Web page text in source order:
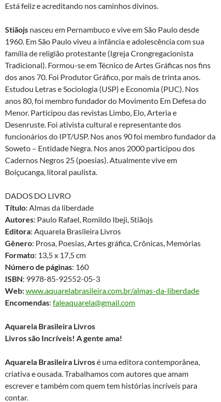
Está feliz e acreditando nos caminhos divinos.
Stiãojs nasceu em Pernambuco e vive em São Paulo desde
1960. Em São Paulo viveu a infância e adolescência com sua
família de religião protestante (Igreja Crongregacionista
Tradicional). Formou-se em Técnico de Artes Gráficas nos fins
dos anos 70. Foi Produtor Gráfico, por mais de trinta anos.
Estudou Letras e Sociologia (USP) e Economia (PUC). Nos
anos 80, foi membro fundador do Movimento Em Defesa do
Menor. Participou das revistas Limbo, Elo, Arteria e
Desenruste. Foi ativista cultural e representante dos
funcionários do IPT/USP. Nos anos 90 foi membro fundador da
Soweto – Entidade Negra. Nos anos 2000 participou dos
Cadernos Negros 25 (poesias). Atualmente vive em
Boiçucanga, litoral paulista.
DADOS DO LIVRO
Título: Almas da liberdade
Autores: Paulo Rafael, Romildo Ibeji, Stiãojs
Editora: Aquarela Brasileira Livros
Gênero: Prosa, Poesias, Artes gráfica, Crônicas, Memórias
Formato: 13,5 x 17,5 cm
Número de páginas: 160
ISBN: 9978-85-92552-05-3
Web:www.aquarelabrasileira.com.br/almas-da-liberdade
Encomendas: faleaquarela@gmail.com
Aquarela Brasileira Livros
Livros são Incríveis! A gente ama!
Aquarela Brasileira Livrosé uma editora contemporânea,
criativa e ousada. Trabalhamos com autores que amam
escrever e também com quem tem histórias incríveis para
contar.